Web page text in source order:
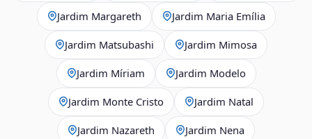
Jardim Margareth Jardim Maria Emília
Jardim Matsubashi Jardim Mimosa
Jardim Míriam Jardim Modelo
Jardim Monte Cristo Jardim Natal
Jardim Nazareth Jardim Nena